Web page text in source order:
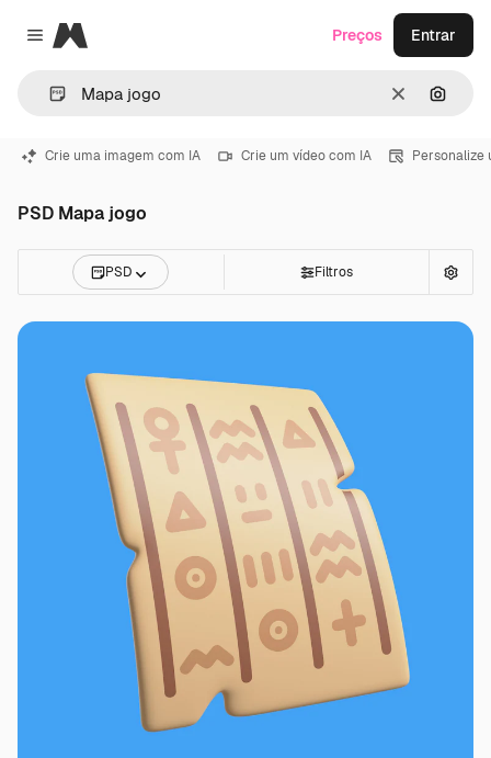
Close menu
Magnific
Limpar
Preços Entrar
Crie uma imagem com IA Crie um vídeo com IA Personalize
PSD Mapa jogo
PSD Filtros